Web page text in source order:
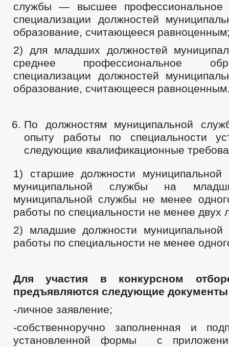
службы — высшее профессиональное
специализации должностей
образование, считающееся
2) для младших должностей
среднее профессиональное
специализации должностей
образование, считающееся
По должностям муниципальной
опыту работы по специальности
следующие квалификационные
1) старшие должности
муниципальной службы на
муниципальной службы не менее
работы по специальности не менее двух
2) младшие должности
работы по специальности не менее
Для участия в конкурсном
предъявляются следующие
-личное заявление;
-собственноручно заполненная и
установленной формы с